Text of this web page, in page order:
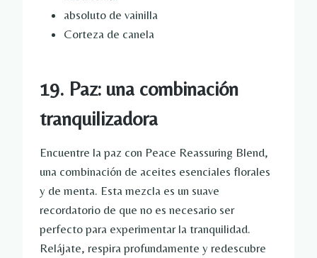
absoluto de vainilla
Corteza de canela
19. Paz: una combinación
tranquilizadora
Encuentre la paz con Peace Reassuring Blend,
una combinación de aceites esenciales florales
y de menta. Esta mezcla es un suave
recordatorio de que no es necesario ser
perfecto para experimentar la tranquilidad.
Relájate, respira profundamente y redescubre